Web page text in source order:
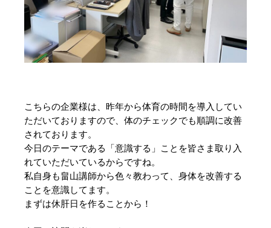
こちらの企業様は、昨年から体育の時間を導入してい
ただいておりますので、体のチェックでも順調に改善
されております。
今日のテーマである「意識する」ことを皆さま取り入
れていただいているからですね。
私自身も畠山講師から色々教わって、身体を改善する
ことを意識してます。
まずは休肝日を作ることから！